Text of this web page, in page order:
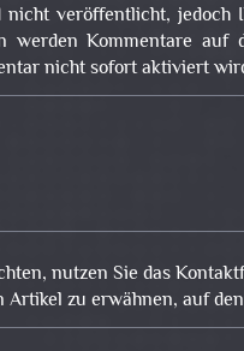
veröffentlicht, jedoch
werden Kommentare auf
nicht sofort aktiviert
nutzen Sie das
zu erwähnen, auf